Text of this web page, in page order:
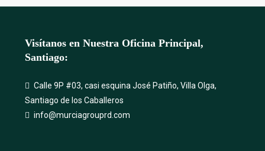
Visítanos en Nuestra Oficina Principal,
Santiago:
Calle 9P #03, casi esquina José Patiño, Villa Olga,
Santiago de los Caballeros
info@murciagrouprd.com